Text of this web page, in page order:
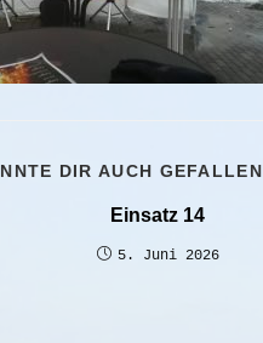
DIR AUCH GEFALLEN
Einsatz 14
5. Juni 2026